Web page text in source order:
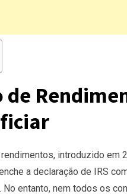
introduzido em
a declaração de IRS
entanto, nem todos os